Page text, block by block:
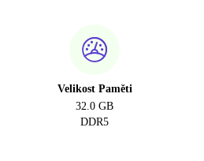
Velikost Paměti
32.0 GB
DDR5